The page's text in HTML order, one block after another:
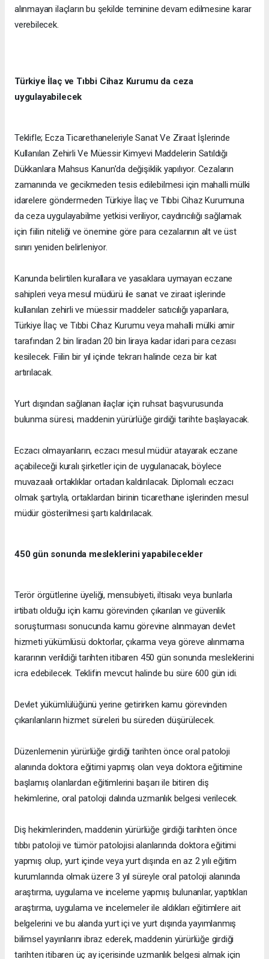
alınmayan ilaçların bu şekilde teminine devam edilmesine karar
verebilecek.
Türkiye İlaç ve Tıbbi Cihaz Kurumu da ceza
uygulayabilecek
Teklifle; Ecza Ticarethaneleriyle Sanat Ve Ziraat İşlerinde
Kullanılan Zehirli Ve Müessir Kimyevi Maddelerin Satıldığı
Dükkanlara Mahsus Kanun'da değişiklik yapılıyor. Cezaların
zamanında ve gecikmeden tesis edilebilmesi için mahalli mülki
idarelere göndermeden Türkiye İlaç ve Tıbbi Cihaz Kurumuna
da ceza uygulayabilme yetkisi veriliyor, caydırıcılığı sağlamak
için fiilin niteliği ve önemine göre para cezalarının alt ve üst
sınırı yeniden belirleniyor.
Kanunda belirtilen kurallara ve yasaklara uymayan eczane
sahipleri veya mesul müdürü ile sanat ve ziraat işlerinde
kullanılan zehirli ve müessir maddeler satıcılığı yapanlara,
Türkiye İlaç ve Tıbbi Cihaz Kurumu veya mahalli mülki amir
tarafından 2 bin liradan 20 bin liraya kadar idari para cezası
kesilecek. Fiilin bir yıl içinde tekrarı halinde ceza bir kat
artırılacak.
Yurt dışından sağlanan ilaçlar için ruhsat başvurusunda
bulunma süresi, maddenin yürürlüğe girdiği tarihte başlayacak.
Eczacı olmayanların, eczacı mesul müdür atayarak eczane
açabileceği kuralı şirketler için de uygulanacak, böylece
muvazaalı ortaklıklar ortadan kaldırılacak. Diplomalı eczacı
olmak şartıyla, ortaklardan birinin ticarethane işlerinden mesul
müdür gösterilmesi şartı kaldırılacak.
450 gün sonunda mesleklerini yapabilecekler
Terör örgütlerine üyeliği, mensubiyeti, iltisakı veya bunlarla
irtibatı olduğu için kamu görevinden çıkarılan ve güvenlik
soruşturması sonucunda kamu görevine alınmayan devlet
hizmeti yükümlüsü doktorlar, çıkarma veya göreve alınmama
kararının verildiği tarihten itibaren 450 gün sonunda mesleklerini
icra edebilecek. Teklifin mevcut halinde bu süre 600 gün idi.
Devlet yükümlülüğünü yerine getirirken kamu görevinden
çıkarılanların hizmet süreleri bu süreden düşürülecek.
Düzenlemenin yürürlüğe girdiği tarihten önce oral patoloji
alanında doktora eğitimi yapmış olan veya doktora eğitimine
başlamış olanlardan eğitimlerini başarı ile bitiren diş
hekimlerine, oral patoloji dalında uzmanlık belgesi verilecek.
Diş hekimlerinden, maddenin yürürlüğe girdiği tarihten önce
tıbbı patoloji ve tümör patolojisi alanlarında doktora eğitimi
yapmış olup, yurt içinde veya yurt dışında en az 2 yılı eğitim
kurumlarında olmak üzere 3 yıl süreyle oral patoloji alanında
araştırma, uygulama ve inceleme yapmış bulunanlar, yaptıkları
araştırma, uygulama ve incelemeler ile aldıkları eğitimlere ait
belgelerini ve bu alanda yurt içi ve yurt dışında yayımlanmış
bilimsel yayınlarını ibraz ederek, maddenin yürürlüğe girdiği
tarihten itibaren üç ay içerisinde uzmanlık belgesi almak için